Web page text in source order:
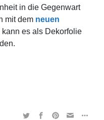
in die Gegenwart
mit dem neuen
kann es als Dekorfolie